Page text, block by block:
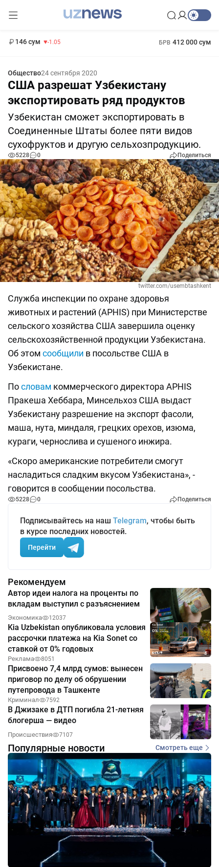
146 сум -1.05 БРВ 412 000 сум
Общество24 сентября 2020
США разрешат Узбекистану
экспортировать ряд продуктов
Узбекистан сможет экспортировать в
Соединенные Штаты более пяти видов
сухофруктов и другую сельхозпродукцию.
5228 0 Поделиться
twitter.com/usembtashkent
Служба инспекции по охране здоровья
животных и растений (APHIS) при Министерстве
сельского хозяйства США завершила оценку
сельскохозяйственной продукции Узбекистана.
Об этом сообщили в посольстве США в
Узбекистане.
Пословам коммерческого директора APHIS
Пракеша Хеббара, Минсельхоз США выдаст
Узбекистану разрешение на экспорт фасоли,
маша, нута, миндаля, грецких орехов, изюма,
кураги, чернослива и сушеного инжира.
«Скоро американские потребители смогут
насладиться сладким вкусом Узбекистана», -
говорится в сообщении посольства.
5228 0 Поделиться
Подписывайтесь на наш Telegram, чтобы быть
в курсе последних новостей.
Перейти
Рекомендуем
Автор идеи налога на проценты по
вкладам выступил с разъяснением
Экономика 12037
Kia Uzbekistan опубликовала условия
рассрочки платежа на Kia Sonet со
ставкой от 0% годовых
Реклама 8051
Присвоено 7,4 млрд сумов: вынесен
приговор по делу об обрушении
путепровода в Ташкенте
Криминал 7592
В Джизаке в ДТП погибла 21-летняя
блогерша — видео
Происшествия 7107
Популярные новости Смотреть еще